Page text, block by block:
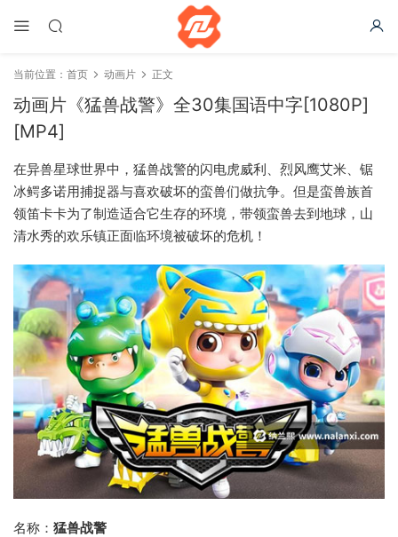
当前位置： 首页 动画片 正文
动画片《猛兽战警》全30集国语中字[1080P]
[MP4]
在异兽星球世界中，猛兽战警的闪电虎威利、烈风鹰艾米、锯
冰鳄多诺用捕捉器与喜欢破坏的蛮兽们做抗争。但是蛮兽族首
领笛卡卡为了制造适合它生存的环境，带领蛮兽去到地球，山
清水秀的欢乐镇正面临环境被破坏的危机！
名称： 猛兽战警